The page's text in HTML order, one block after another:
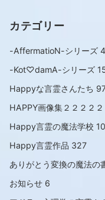
カテゴリー
-AffermatioN-シリーズ 4
-Kot♡damA-シリーズ
Happyな言霊さんたち
HAPPY画像集２２２２２
Happy言霊の魔法学校 10
Happy言霊作品 327
ありがとう変換の魔法の
お知らせ 6